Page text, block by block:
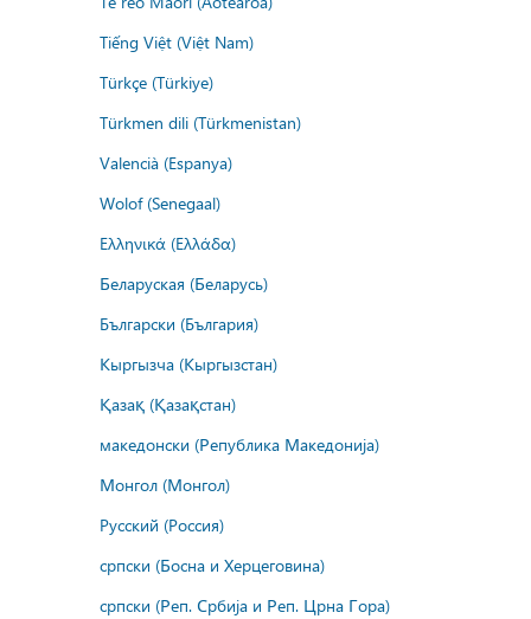
Tiếng Việt (Việt Nam)
Türkçe (Türkiye)
Türkmen dili (Türkmenistan)
Valencià (Espanya)
Wolof (Senegaal)
Ελληνικά (Ελλάδα)
Беларуская (Беларусь)
Български (България)
Кыргызча (Кыргызстан)
Қазақ (Қазақстан)
македонски (Република Македонија)
Монгол (Монгол)
Русский (Россия)
српски (Босна и Херцеговина)
српски (Реп. Србија и Реп. Црна Гора)